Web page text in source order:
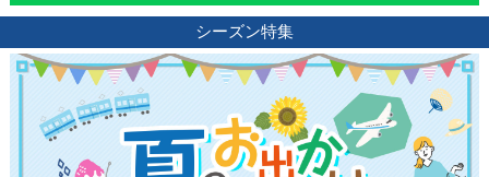
シーズン特集
ランキング
ブログ記事
サイトについて